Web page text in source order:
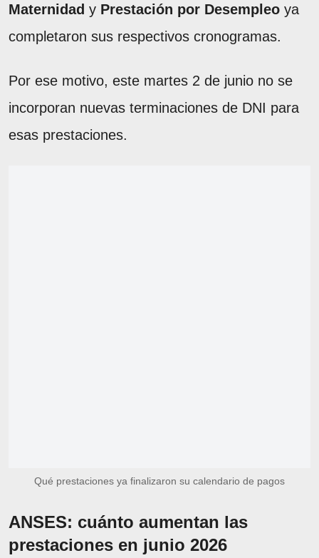
Maternidad y Prestación por Desempleo ya
completaron sus respectivos cronogramas.
Por ese motivo, este martes 2 de junio no se
incorporan nuevas terminaciones de DNI para
esas prestaciones.
Qué prestaciones ya finalizaron su calendario de pagos
ANSES: cuánto aumentan las
prestaciones en junio 2026